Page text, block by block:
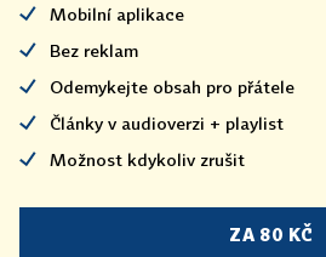
Mobilní aplikace
Bez reklam
Odemykejte obsah pro přátele
Články v audioverzi + playlist
Možnost kdykoliv zrušit
ZA 80 KČ